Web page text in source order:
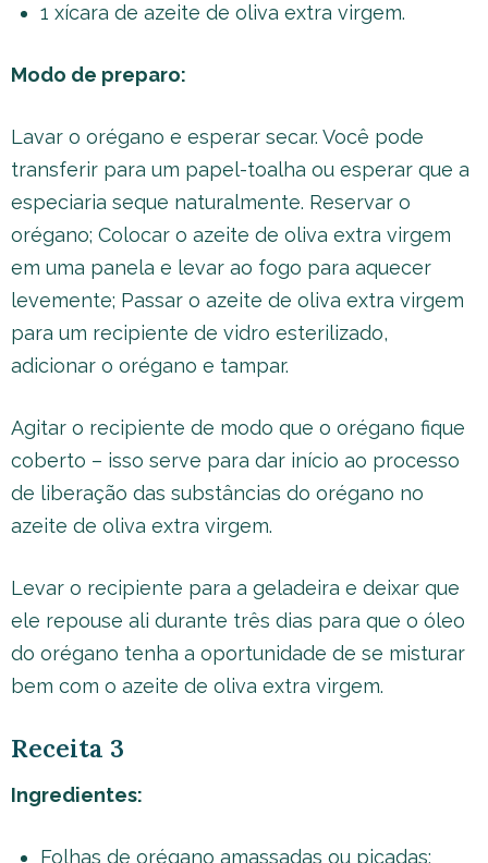
1 xícara de azeite de oliva extra virgem.
Modo de preparo:
Lavar o orégano e esperar secar. Você pode
transferir para um papel-toalha ou esperar que a
especiaria seque naturalmente. Reservar o
orégano; Colocar o azeite de oliva extra virgem
em uma panela e levar ao fogo para aquecer
levemente; Passar o azeite de oliva extra virgem
para um recipiente de vidro esterilizado,
adicionar o orégano e tampar.
Agitar o recipiente de modo que o orégano fique
coberto – isso serve para dar início ao processo
de liberação das substâncias do orégano no
azeite de oliva extra virgem.
Levar o recipiente para a geladeira e deixar que
ele repouse ali durante três dias para que o óleo
do orégano tenha a oportunidade de se misturar
bem com o azeite de oliva extra virgem.
Receita 3
Ingredientes:
Folhas de orégano amassadas ou picadas;